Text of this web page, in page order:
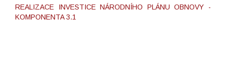
REALIZACE INVESTICE NÁRODNÍHO PLÁNU OBNOVY -
KOMPONENTA 3.1